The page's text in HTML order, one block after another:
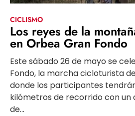
CICLISMO
Los reyes de la
en Orbea Gran Fondo
Este sábado 26 de mayo se
Fondo, la marcha cicloturista
donde los participantes
kilómetros de recorrido con un
de...